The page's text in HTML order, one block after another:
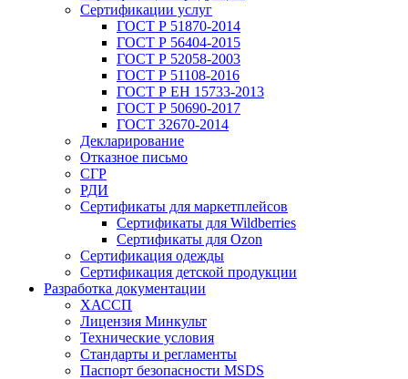
Сертификации услуг
ГОСТ Р 51870-2014
ГОСТ Р 56404-2015
ГОСТ Р 52058-2003
ГОСТ Р 51108-2016
ГОСТ Р ЕН 15733-2013
ГОСТ Р 50690-2017
ГОСТ 32670-2014
Декларирование
Отказное письмо
СГР
РДИ
Сертификаты для маркетплейсов
Сертификаты для Wildberries
Сертификаты для Ozon
Сертификация одежды
Сертификация детской продукции
Разработка документации
ХАССП
Лицензия Минкульт
Технические условия
Стандарты и регламенты
Паспорт безопасности MSDS